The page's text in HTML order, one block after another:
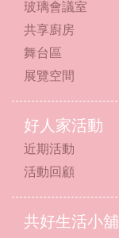
玻璃會議室
共享廚房
舞台區
展覽空間
好人家活動
近期活動
活動回顧
共好生活小舖